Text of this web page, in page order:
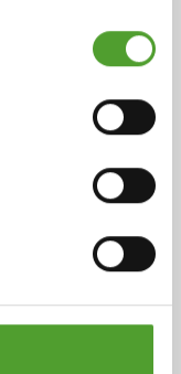
kuljetuksiin.